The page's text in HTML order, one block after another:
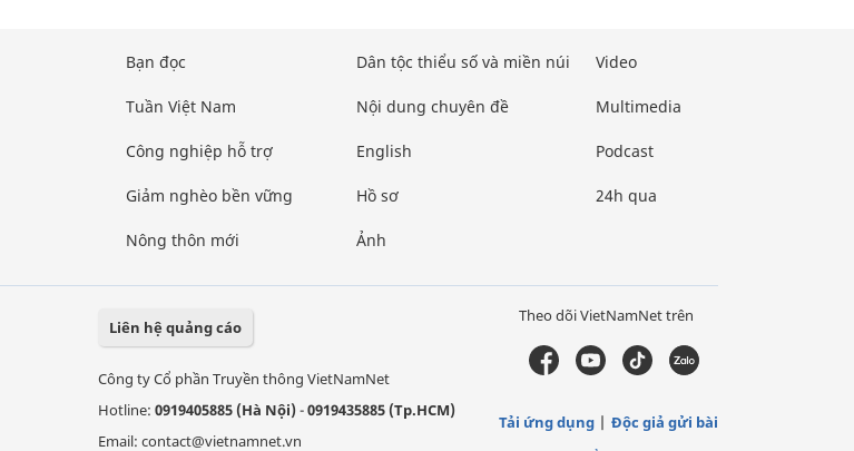
Bạn đọc
Tuần Việt Nam
Công nghiệp hỗ trợ
Giảm nghèo bền vững
Nông thôn mới
Dân tộc thiểu số và miền núi
Nội dung chuyên đề
English
Hồ sơ
Ảnh
Video
Multimedia
Podcast
24h qua
Liên hệ quảng cáo
Công ty Cổ phần Truyền thông VietNamNet
Hotline: 0919405885 (Hà Nội)-0919435885 (Tp.HCM)
Email: contact@vietnamnet.vn
Theo dõi VietNamNet trên
Tải ứng dụng
Độc giả gửi bài